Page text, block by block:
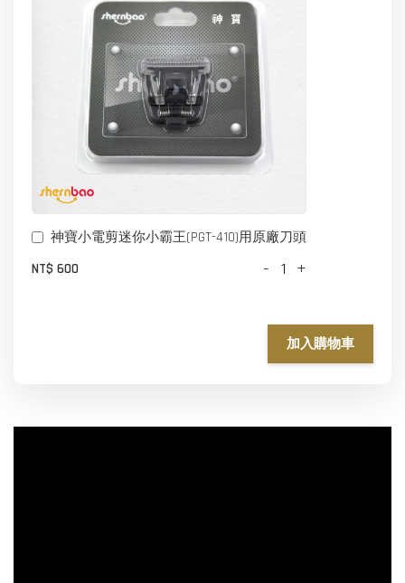
神寶小電剪迷你小霸王(PGT-410)用原廠刀頭
NT$ 600
- +
加入購物車